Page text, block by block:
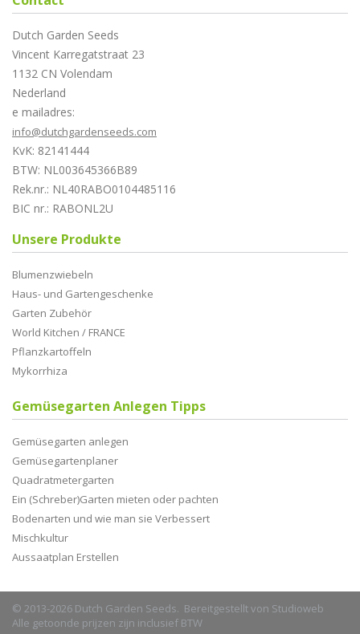
Dutch Garden Seeds
Vincent Karregatstraat 23
1132 CN Volendam
Nederland
e mailadres:
info@dutchgardenseeds.com
KvK: 82141444
BTW: NL003645366B89
Rek.nr.: NL40RABO0104485116
BIC nr.: RABONL2U
Unsere Produkte
Blumenzwiebeln
Haus- und Gartengeschenke
Garten Zubehör
World Kitchen / FRANCE
Pflanzkartoffeln
Mykorrhiza
Gemüsegarten Anlegen Tipps
Gemüsegarten anlegen
Gemüsegartenplaner
Quadratmetergarten
Ein (Schreber)Garten mieten oder pachten
Bodenarten und wie man sie Verbessert
Mischkultur
Aussaatplan Erstellen
© 2013-2026 Dutch Garden Seeds. Bereitgestellt von Studioweb
Alle getoonde prijzen zijn inclusief BTW